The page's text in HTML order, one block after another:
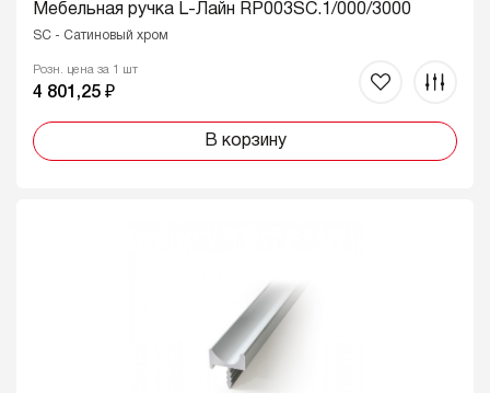
Мебельная ручка L-Лайн RP003SC.1/000/3000
SC - Сатиновый хром
Розн. цена за 1 шт
4 801,25 ₽
В корзину